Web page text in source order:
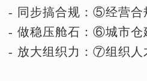
- 同步搞合规：⑤经营合
- 做稳压舱石：⑥城市仓
- 放大组织力：⑦组织人